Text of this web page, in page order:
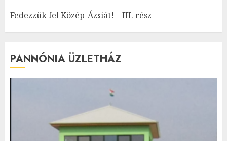
Fedezzük fel Közép-Ázsiát! – III. rész
PANNÓNIA ÜZLETHÁZ